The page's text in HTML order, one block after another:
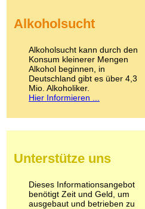
Kokain
LSD
Marihuana
Medikamente
Meskalin
Metamphetamin
Methadon
Pilze
Psychopharmaka
Schlafmittel
Schmerzmittel
Alkoholsucht
Alkoholsucht kann durch den
Konsum kleinerer Mengen
Alkohol beginnen, in
Deutschland gibt es über 4,3
Mio. Alkoholiker.
Hier Informieren ...
Unterstütze uns
Dieses Informationsangebot
benötigt Zeit und Geld, um
ausgebaut und betrieben zu